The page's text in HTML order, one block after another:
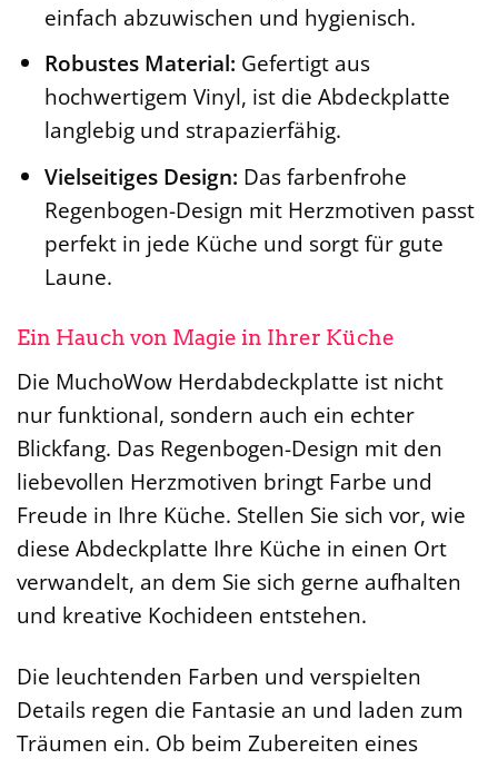
einfach abzuwischen und hygienisch.
Robustes Material: Gefertigt aus
hochwertigem Vinyl, ist die Abdeckplatte
langlebig und strapazierfähig.
Vielseitiges Design: Das farbenfrohe
Regenbogen-Design mit Herzmotiven passt
perfekt in jede Küche und sorgt für gute
Laune.
Ein Hauch von Magie in Ihrer Küche
Die MuchoWow Herdabdeckplatte ist nicht
nur funktional, sondern auch ein echter
Blickfang. Das Regenbogen-Design mit den
liebevollen Herzmotiven bringt Farbe und
Freude in Ihre Küche. Stellen Sie sich vor, wie
diese Abdeckplatte Ihre Küche in einen Ort
verwandelt, an dem Sie sich gerne aufhalten
und kreative Kochideen entstehen.
Die leuchtenden Farben und verspielten
Details regen die Fantasie an und laden zum
Träumen ein. Ob beim Zubereiten eines